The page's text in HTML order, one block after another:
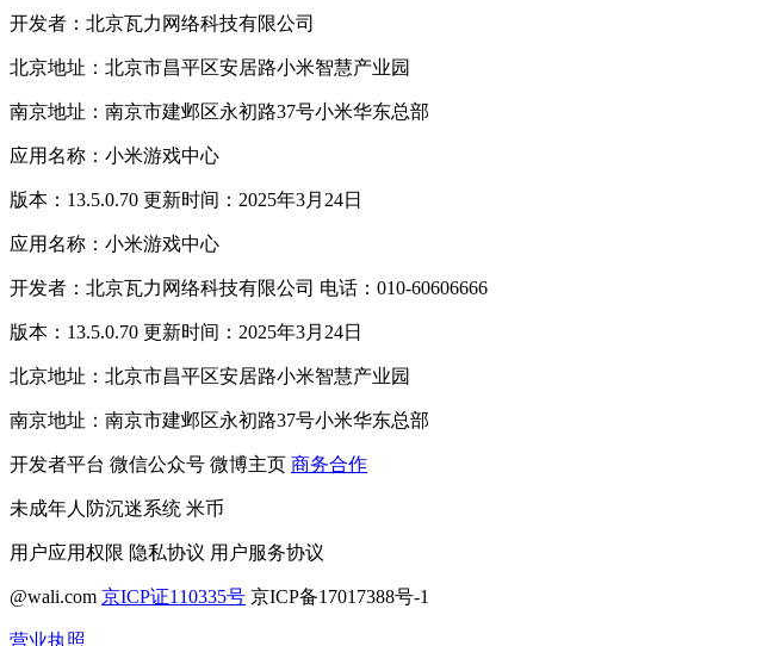
开发者：北京瓦力网络科技有限公司
北京地址：北京市昌平区安居路小米智慧产业园
南京地址：南京市建邺区永初路37号小米华东总部
应用名称：小米游戏中心
版本：13.5.0.70 更新时间：2025年3月24日
应用名称：小米游戏中心
开发者：北京瓦力网络科技有限公司 电话：010-60606666
版本：13.5.0.70 更新时间：2025年3月24日
北京地址：北京市昌平区安居路小米智慧产业园
南京地址：南京市建邺区永初路37号小米华东总部
开发者平台 微信公众号 微博主页 商务合作
未成年人防沉迷系统 米币
用户应用权限 隐私协议 用户服务协议
@wali.com 京ICP证110335号 京ICP备17017388号-1
营业执照